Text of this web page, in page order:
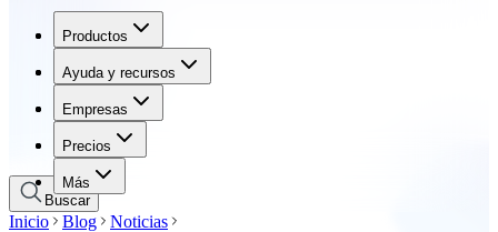
Productos
Ayuda y recursos
Empresas
Precios
Más
Productos
Ayuda y recursos
Empresas
Precios
Buscar
Inicio Blog
Noticias